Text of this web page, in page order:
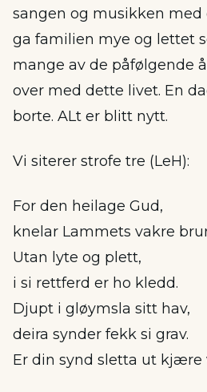
sangen og musikken
ga familien mye og lettet
mange av de påfølgende
over med dette livet. En
borte. ALt er blitt nytt.
Vi siterer strofe tre (LeH):
For den heilage Gud,
knelar Lammets vakre
Utan lyte og plett,
i si rettferd er ho kledd.
Djupt i gløymsla sitt hav,
deira synder fekk si grav.
Er din synd sletta ut kjære